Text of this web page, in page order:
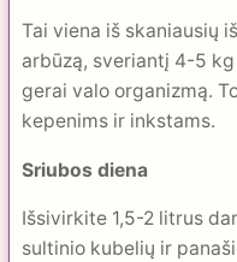
Tai viena iš skaniausių
arbūzą, sveriantį 4-5
gerai valo organizmą.
kepenims ir inkstams.
Sriubos diena
Išsivirkite 1,5-2 litrus
sultinio kubelių ir